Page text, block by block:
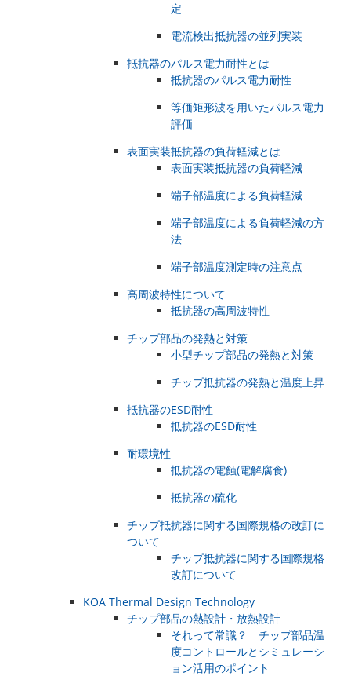
定
電流検出抵抗器の並列実装
抵抗器のパルス電力耐性とは
抵抗器のパルス電力耐性
等価矩形波を用いたパルス電力
評価
表面実装抵抗器の負荷軽減とは
表面実装抵抗器の負荷軽減
端子部温度による負荷軽減
端子部温度による負荷軽減の方
法
端子部温度測定時の注意点
高周波特性について
抵抗器の高周波特性
チップ部品の発熱と対策
小型チップ部品の発熱と対策
チップ抵抗器の発熱と温度上昇
抵抗器のESD耐性
抵抗器のESD耐性
耐環境性
抵抗器の電蝕(電解腐食)
抵抗器の硫化
チップ抵抗器に関する国際規格の改訂に
ついて
チップ抵抗器に関する国際規格
改訂について
KOA Thermal Design Technology
チップ部品の熱設計・放熱設計
それって常識？ チップ部品温
度コントロールとシミュレーシ
ョン活用のポイント